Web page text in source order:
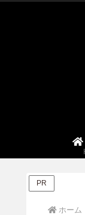
PR
ホーム